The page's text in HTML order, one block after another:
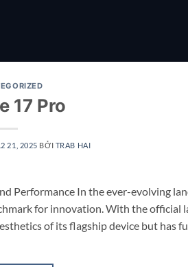
17 Pro
21, 2025 BỞI TRAB HAI
Performance In the ever-evolving
for innovation. With the official
of its flagship device but has